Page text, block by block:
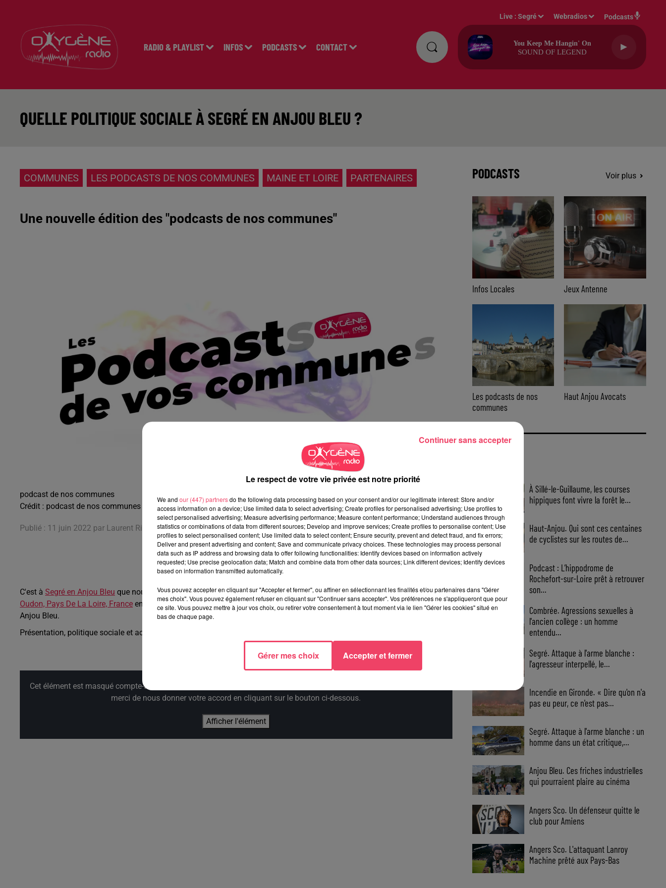
RADIO & PLAYLIST INFOS PODCASTS CONTACT
Live :Segré Webradios Podcasts
You Keep Me Hangin' On
SOUND OF LEGEND
QUELLE POLITIQUE SOCIALE À SEGRÉ EN ANJOU BLEU ?
COMMUNES LES PODCASTS DE NOS COMMUNES MAINE ET LOIRE PARTENAIRES
Une nouvelle édition des "podcasts de nos communes"
podcast de nos communes
Crédit : podcast de nos communes
Publié : 11 juin 2022 par Laurent Rivron
C'est à Segré en Anjou Bleu que nous partons aujourd'hui avec Jean Claude Granier, maire délégué deLa Chapelle-Sur-
Oudon, Pays De La Loire, France en charge des affaires sociales et Michel Léridon, Directeur du service social de Segré en
Anjou Bleu.
Présentation, politique sociale et actu du moment sont abordés dans le podcast du jour.
Cet élément est masqué compte-tenu du refus du dépôt de cookies que vous avez exprimé. Si vous souhaitez l'afficher,
merci de nous donner votre accord en cliquant sur le bouton ci-dessous.
Afficher l'élément
PODCASTS Voir plus
Infos Locales Jeux Antenne
Les podcasts de nos
communes
Haut Anjou Avocats
À Sillé-le-Guillaume, les courses
hippiques font vivre la forêt le...
Haut-Anjou. Qui sont ces centaines
de cyclistes sur les routes de...
Podcast : L’hippodrome de
Rochefort-sur-Loire prêt à retrouver
son...
Combrée. Agressions sexuelles à
l'ancien collège : un homme
entendu...
Segré. Attaque à l'arme blanche :
l'agresseur interpellé, le...
Incendie en Gironde. « Dire qu'on n'a
pas eu peur, ce n'est pas...
Segré. Attaque à l'arme blanche : un
homme dans un état critique,...
Anjou Bleu. Ces friches industrielles
qui pourraient plaire au cinéma
Angers Sco. Un défenseur quitte le
club pour Amiens
Angers Sco. L'attaquant Lanroy
Machine prêté aux Pays-Bas
Le respect de votre vie privée est notre priorité
We and our (447) partnersdo the following data processing based on your consent and/or our legitimate interest: Store and/or
access information on a device; Use limited data to select advertising; Create profiles for personalised advertising; Use profiles to
select personalised advertising; Measure advertising performance; Measure content performance; Understand audiences through
statistics or combinations of data from different sources; Develop and improve services; Create profiles to personalise content; Use
profiles to select personalised content; Use limited data to select content; Ensure security, prevent and detect fraud, and fix errors;
Deliver and present advertising and content; Save and communicate privacy choices. These technologies may process personal
data such as IP address and browsing data to offer following functionalities: Identify devices based on information actively
requested; Use precise geolocation data; Match and combine data from other data sources; Link different devices; Identify devices
based on information transmitted automatically.
Vous pouvez accepter en cliquant sur "Accepter et fermer", ou affiner en sélectionnant les finalités et/ou partenaires dans "Gérer
mes choix". Vous pouvez également refuser en cliquant sur "Continuer sans accepter". Vos préférences ne s'appliqueront que pour
ce site. Vous pouvez mettre à jour vos choix, ou retirer votre consentement à tout moment via le lien "Gérer les cookies" situé en
bas de chaque page.
Gérer mes choix Accepter et fermer
Continuer sans accepter